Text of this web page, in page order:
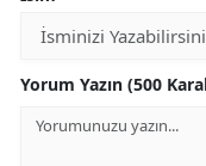
Yorum Yazın (500